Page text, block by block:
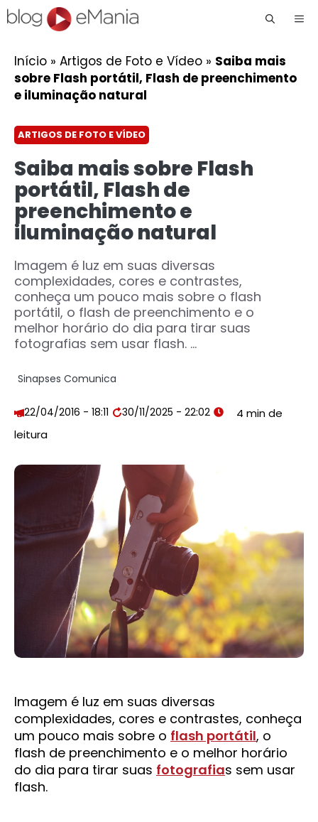
Início » Artigos de Foto e Vídeo » Saiba mais
sobre Flash portátil, Flash de preenchimento
e iluminação natural
ARTIGOS DE FOTO E VÍDEO
Saiba mais sobre Flash
portátil, Flash de
preenchimento e
iluminação natural
Imagem é luz em suas diversas
complexidades, cores e contrastes,
conheça um pouco mais sobre o flash
portátil, o flash de preenchimento e o
melhor horário do dia para tirar suas
fotografias sem usar flash. ...
Sinapses Comunica
22/04/2016 - 18:11 30/11/2025 - 22:02
Imagem é luz em suas diversas
complexidades, cores e contrastes, conheça
um pouco mais sobre o flash portátil, o
flash de preenchimento e o melhor horário
do dia para tirar suas fotografias sem usar
flash.